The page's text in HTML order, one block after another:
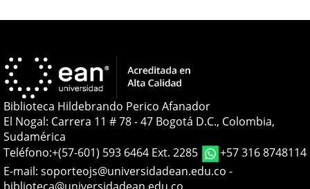
Biblioteca Hildebrando Perico Afanador
El Nogal: Carrera 11 # 78 - 47 Bogotá D.C., Colombia,
Sudamérica
Teléfono:+(57-601) 593 6464 Ext. 2285
+57 316 8748114
E-mail: soporteojs@universidadean.edu.co -
biblioteca@universidadean.edu.co